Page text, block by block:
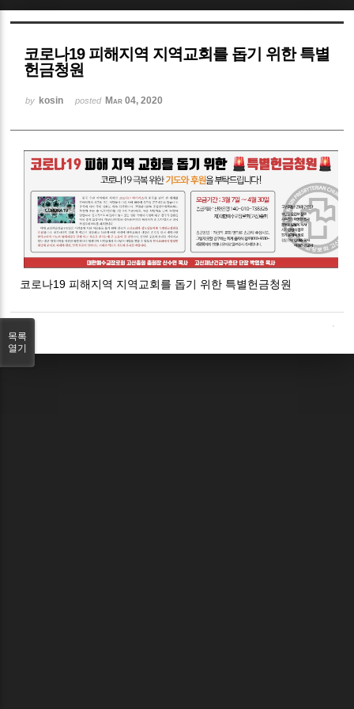
코로나19 피해지역 지역교회를 돕기 위한 특별
헌금청원
by kosin posted Mar 04, 2020
코로나19 피해지역 지역교회를 돕기 위한 특별헌금청원
목록
열기
Sketchbook5, 스케치북5
Sketchbook5, 스케치북5